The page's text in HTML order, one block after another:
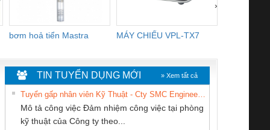
bơm hoả tiển Mastra MÁY CHIẾU VPL-TX7
›
TIN TUYỂN DỤNG MỚI » Xem tất cả
Mô tả công việc Đảm nhiệm công việc tại phòng
kỹ thuật của Công ty theo...